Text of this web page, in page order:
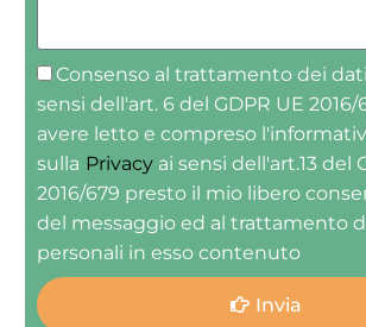
Consenso al trattamento dei
sensi dell'art. 6 del GDPR UE 2016/
avere letto e compreso
sulla Privacy ai sensi dell'art.13 del
2016/679 presto il mio libero
del messaggio ed al trattamento
personali in esso contenuto
Invia